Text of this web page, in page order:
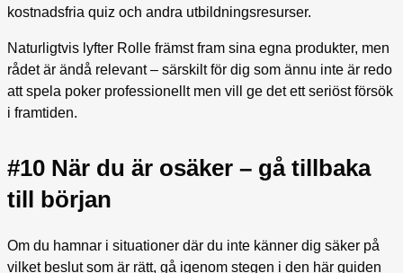
kostnadsfria quiz och andra utbildningsresurser.
Naturligtvis lyfter Rolle främst fram sina egna produkter, men
rådet är ändå relevant – särskilt för dig som ännu inte är redo
att spela poker professionellt men vill ge det ett seriöst försök
i framtiden.
#10 När du är osäker – gå tillbaka
till början
Om du hamnar i situationer där du inte känner dig säker på
vilket beslut som är rätt, gå igenom stegen i den här guiden